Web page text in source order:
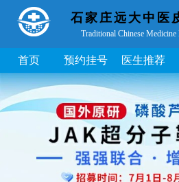
石家庄远大中医
Traditional Chinese
首页 预约挂号 医生推荐